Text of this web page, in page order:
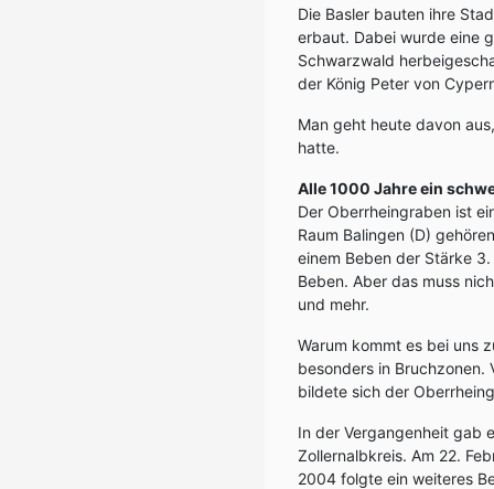
Die Basler bauten ihre
erbaut. Dabei wurde eine
Schwarzwald
der König Peter von
Man geht heute davon
hatte.
Alle 1000 Jahre ein
Der Oberrheingraben ist
Raum Balingen (D)
einem Beben der Stärke
Beben. Aber das muss
und mehr.
Warum kommt es bei uns
besonders in Bruchzonen.
bildete sich der
In der Vergangenheit gab
Zollernalbkreis. Am 22.
2004 folgte ein weiteres